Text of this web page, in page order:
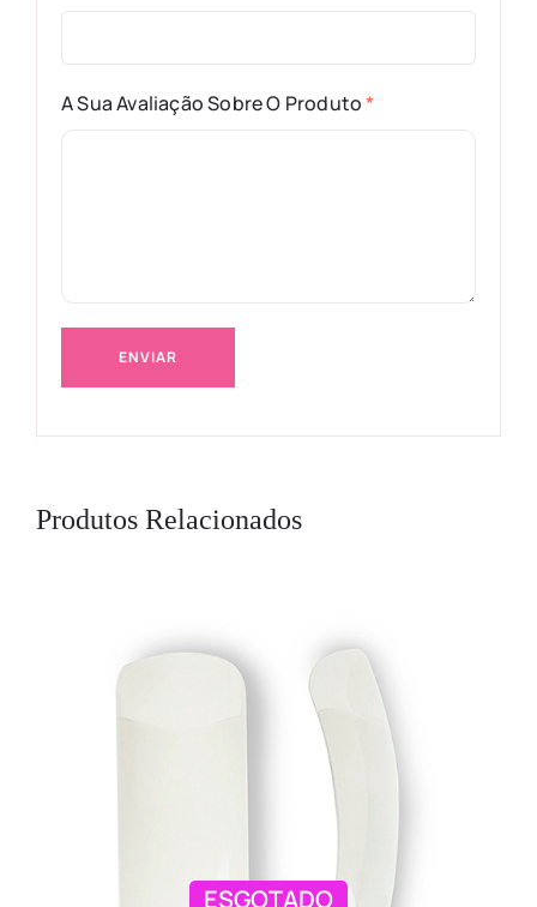
A Sua Avaliação Sobre O Produto*
Produtos Relacionados
ESGOTADO